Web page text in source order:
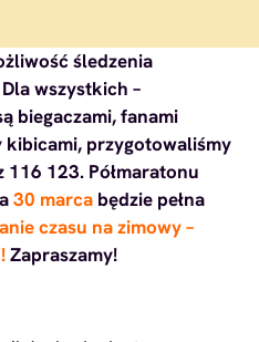
śledzenia
wszystkich –
biegaczami, fanami
przygotowaliśmy
123. Półmaratonu
30 marca będzie pełna
czasu na zimowy –
Zapraszamy!